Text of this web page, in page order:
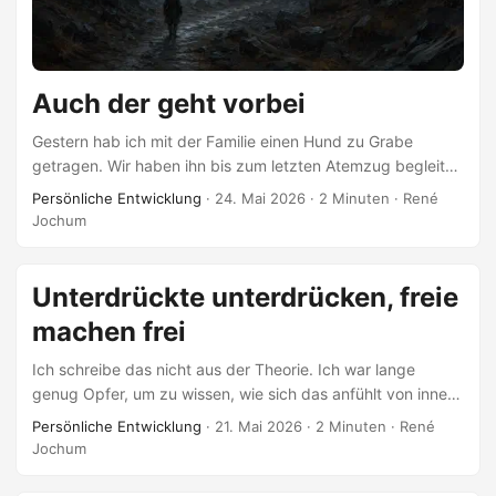
angerichtet hat. ...
Auch der geht vorbei
Gestern hab ich mit der Familie einen Hund zu Grabe
getragen. Wir haben ihn bis zum letzten Atemzug begleitet.
Ein lieber, lieber Kämpfer — für seine Lieben. Ich hab der
Familie Psalm 23 vorgelesen — damit sie sehen: auch das
Früh ins Bett, direkt eingeschlafen. Um vierzehn Uhr wieder
raus. Der Tag war depressiv. ...
Persönliche Entwicklung · 24. Mai 2026 · 2 Minuten · René
Jochum
Unterdrückte unterdrücken, freie
machen frei
Ich schreibe das nicht aus der Theorie. Ich war lange
genug Opfer, um zu wissen, wie sich das anfühlt von innen.
Und ich habe selbst unterdrückt — Menschen klein
gemacht, mich an ihnen entlastet, die Last weitergegeben,
Persönliche Entwicklung · 21. Mai 2026 · 2 Minuten · René
Jochum